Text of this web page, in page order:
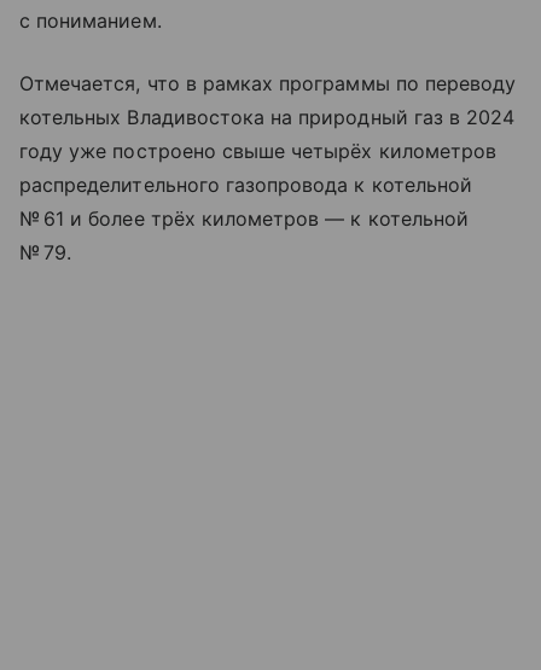
с пониманием.
Отмечается, что в рамках программы по переводу
котельных Владивостока на природный газ в 2024
году уже построено свыше четырёх километров
распределительного газопровода к котельной
№ 61 и более трёх километров — к котельной
№ 79.